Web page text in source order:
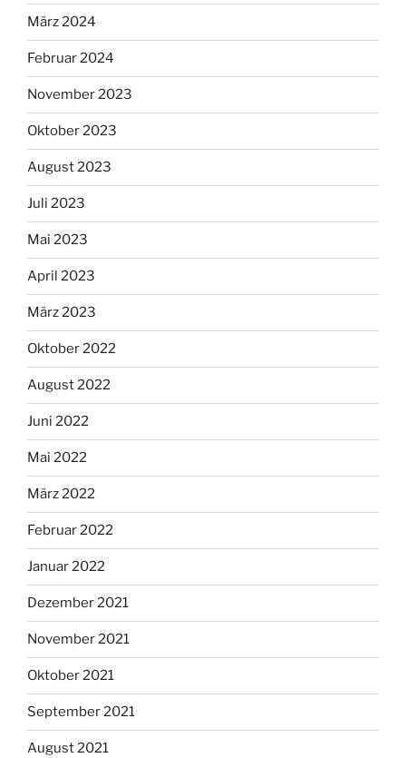
März 2024
Februar 2024
November 2023
Oktober 2023
August 2023
Juli 2023
Mai 2023
April 2023
März 2023
Oktober 2022
August 2022
Juni 2022
Mai 2022
März 2022
Februar 2022
Januar 2022
Dezember 2021
November 2021
Oktober 2021
September 2021
August 2021